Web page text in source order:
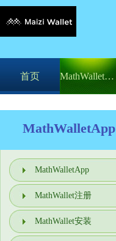
首页 MathWalletApp
MathWalletApp
MathWalletApp
MathWallet注册
MathWallet安装